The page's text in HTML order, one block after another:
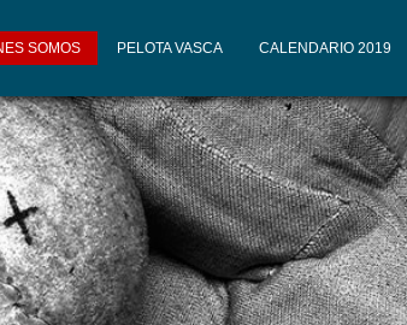
SOMOS PELOTA VASCA CALENDARIO 2019